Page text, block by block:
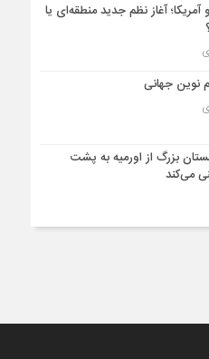
آمریکا؛ آغاز نظم جدید منطقه‌ای یا
نوین جهانی
بزرگ از اورمیه به پشت
می‌کند